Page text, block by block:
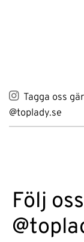
Tagga oss
@toplady.se
Följ